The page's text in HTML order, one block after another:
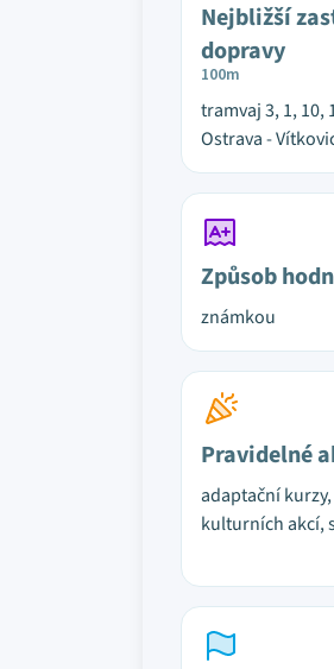
Nejbližší
dopravy
100m
tramvaj 3, 1, 10,
Ostrava -
Způsob
známkou
Pravidelné
adaptační
kulturních akcí,